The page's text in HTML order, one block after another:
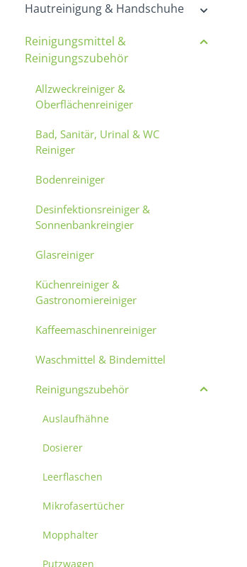
Hautreinigung & Handschuhe
Reinigungsmittel &
Reinigungszubehör
Allzweckreiniger &
Oberflächenreiniger
Bad, Sanitär, Urinal & WC
Reiniger
Bodenreiniger
Desinfektionsreiniger &
Sonnenbankreingier
Glasreiniger
Küchenreiniger &
Gastronomiereiniger
Kaffeemaschinenreiniger
Waschmittel & Bindemittel
Reinigungszubehör
Auslaufhähne
Dosierer
Leerflaschen
Mikrofasertücher
Mopphalter
Putzwagen